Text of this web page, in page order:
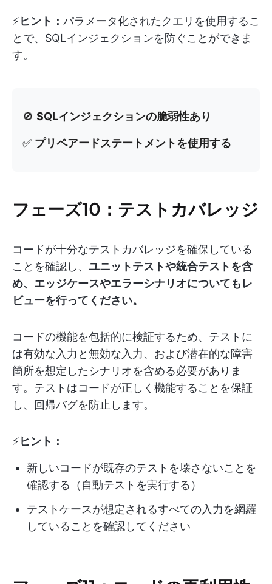
⚡️ヒント： パラメータ化されたクエリを使用するこ
とで、SQLインジェクションを防ぐことができま
す。
🚫 SQLインジェクションの脆弱性あり
✅ プリペアードステートメントを使用する
フェーズ10：テストカバレッジ
コードが十分なテストカバレッジを確保している
ことを確認し、 ユニットテストや統合テストを含
め、エッジケースやエラーシナリオについてもレ
ビューを行ってください。
コードの機能を包括的に検証するため、テストに
は有効な入力と無効な入力、および潜在的な障害
箇所を想定したシナリオを含める必要がありま
す。テストはコードが正しく機能することを保証
し、回帰バグを防止します。
⚡️ヒント：
新しいコードが既存のテストを壊さないことを
確認する（自動テストを実行する）
テストケースが想定されるすべての入力を網羅
していることを確認してください